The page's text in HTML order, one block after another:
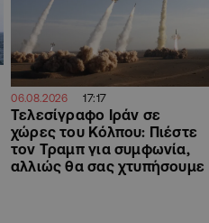
06.08.2026 17:17
Τελεσίγραφο Ιράν σε
χώρες του Κόλπου: Πιέστε
τον Τραμπ για συμφωνία,
αλλιώς θα σας χτυπήσουμε